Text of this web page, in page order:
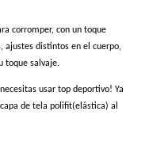
corromper, con un toque
ajustes distintos en el cuerpo,
toque salvaje.
usar top deportivo! Ya
de tela polifit(elástica) al